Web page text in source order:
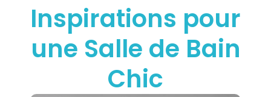
Inspirations pour
une Salle de Bain
Chic